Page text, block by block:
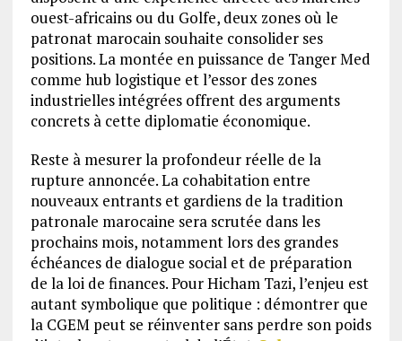
ouest-africains ou du Golfe, deux zones où le
patronat marocain souhaite consolider ses
positions. La montée en puissance de Tanger Med
comme hub logistique et l’essor des zones
industrielles intégrées offrent des arguments
concrets à cette diplomatie économique.
Reste à mesurer la profondeur réelle de la
rupture annoncée. La cohabitation entre
nouveaux entrants et gardiens de la tradition
patronale marocaine sera scrutée dans les
prochains mois, notamment lors des grandes
échéances de dialogue social et de préparation
de la loi de finances. Pour Hicham Tazi, l’enjeu est
autant symbolique que politique : démontrer que
la CGEM peut se réinventer sans perdre son poids